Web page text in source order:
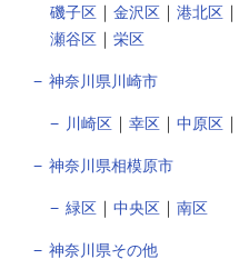
磯子区 ｜ 金沢区 ｜ 港北区 ｜
瀬谷区 ｜ 栄区
神奈川県川崎市
川崎区 ｜ 幸区 ｜ 中原区 ｜
神奈川県相模原市
緑区 ｜ 中央区 ｜ 南区
神奈川県その他